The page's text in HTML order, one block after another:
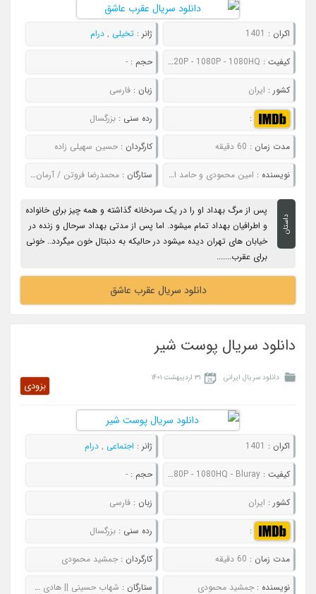
اکران : 1401 ژانر : تخیلی , درام
کیفیت : 480P - 720P - 1080P - 1080HQ حجم : -
کشور : ایران زبان : فارسی
: رده سنی : بزرگسال
مدت زمان : 60 دقیقه کارگردان : حسین سهیلی زاده
نویسنده : امین محمودی و حامد افضلی ستارگان : محمدرضا فروتن / آرمان درویش / بهاره افشاری / سیاوش خیرابی
داستان
پس از مرگ بهداد او را در یک سردخانه گذاشته و همه چیز برای خانواده
و اطرافیان بهداد تمام میشود. اما پس از مدتی بهداد سرحال و زنده در
خیابان های تهران دیده میشود در حالیکه به دنبتال خون میگردد.. خونی
برای عقرب.......
دانلود سریال عقرب عاشق
دانلود سریال پوست شیر
دانلود سریال ایرانی ۳۱ اردیبهشت ۱۴۰۱
بزودی
اکران : 1401 ژانر : اجتماعی , درام
کیفیت :480P - 720P - 1080P - 1080HQ - Bluray حجم : -
کشور : ایران زبان : فارسی
: رده سنی : بزرگسال
مدت زمان : 60 دقیقه کارگردان : جمشید محمودی
نویسنده :جمشید محمودی ستارگان : شهاب حسینی || هادی حجازی فر || مهرداد صدیقیان || پردیس احمدیه